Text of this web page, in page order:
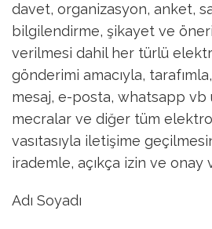
davet, organizasyon, anket,
bilgilendirme, şikayet ve
verilmesi dahil her türlü
gönderimi amacıyla,
mesaj, e-posta, whatsapp vb
mecralar ve diğer tüm
vasıtasıyla iletişime
irademle, açıkça izin ve onay
Adı Soyadı